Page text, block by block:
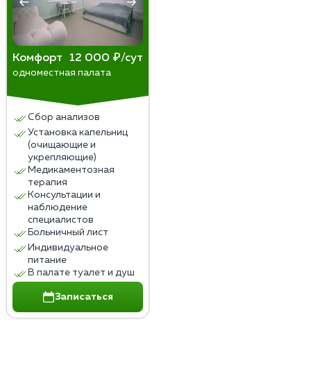
Комфорт 12 000 ₽/сут
одноместная палата
Сбор анализов
Установка капельниц
(очищающие и
укрепляющие)
Медикаментозная
терапия
Консультации и
наблюдение
специалистов
Больничный лист
Индивидуальное
питание
В палате туалет и душ
Записаться